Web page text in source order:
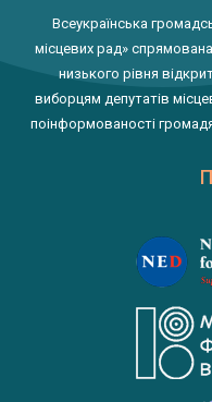
Всеукраїнська
місцевих рад»
низького рівня
виборцям депутатів
поінформованості